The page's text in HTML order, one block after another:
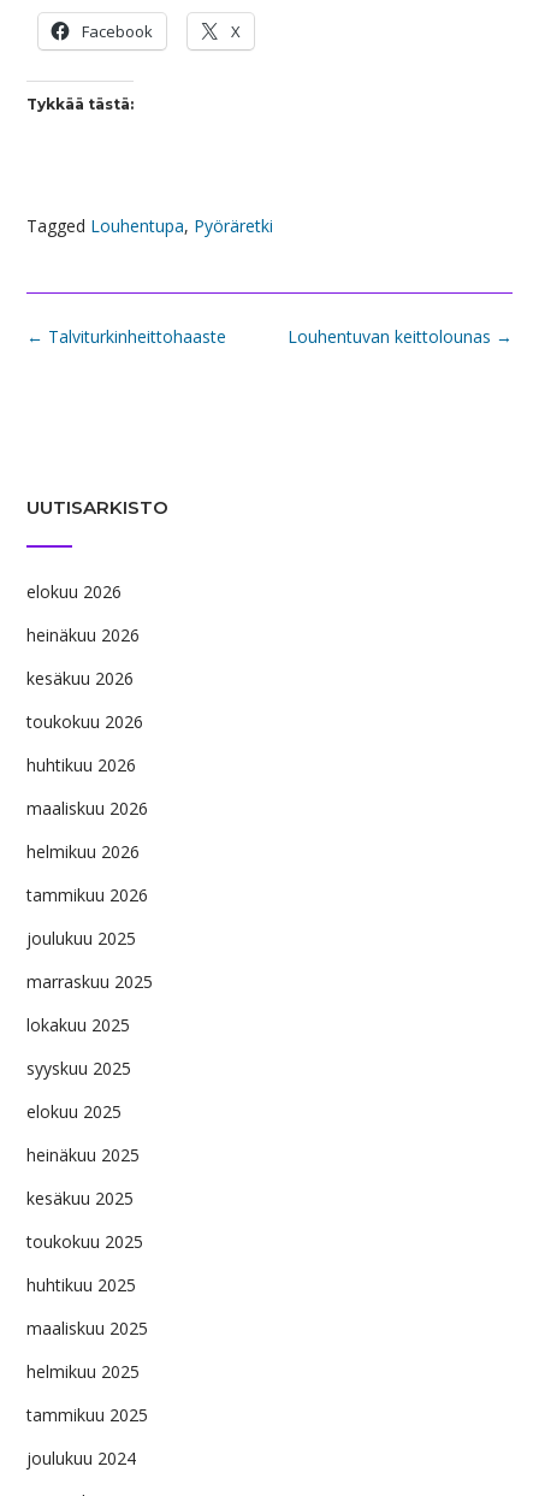
Facebook X
Tykkää tästä:
Tagged Louhentupa, Pyöräretki
Post
Louhentuvan keittolounas →
← Talviturkinheittohaaste
UUTISARKISTO
elokuu 2026
heinäkuu 2026
kesäkuu 2026
toukokuu 2026
huhtikuu 2026
maaliskuu 2026
helmikuu 2026
tammikuu 2026
joulukuu 2025
marraskuu 2025
lokakuu 2025
syyskuu 2025
elokuu 2025
heinäkuu 2025
kesäkuu 2025
toukokuu 2025
huhtikuu 2025
maaliskuu 2025
helmikuu 2025
tammikuu 2025
joulukuu 2024